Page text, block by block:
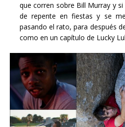
que corren sobre Bill Murray y
de repente en fiestas y se
pasando el rato, para después
como en un capítulo de Lucky